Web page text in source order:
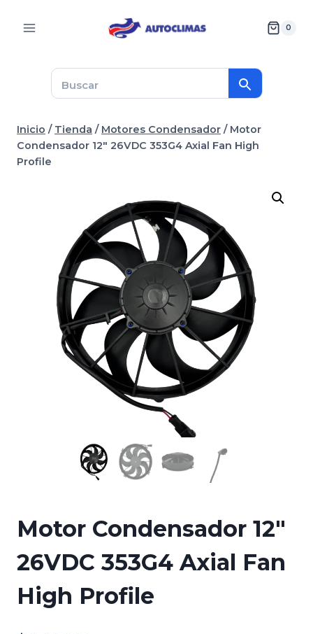
0
Inicio / Tienda / Motores Condensador / Motor
Condensador 12″ 26VDC 353G4 Axial Fan High
Profile
Motor Condensador 12″
26VDC 353G4 Axial Fan
High Profile